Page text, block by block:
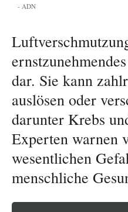
ADN
dar. Sie kann
auslösen oder
darunter Krebs
Experten warnen
wesentlichen
menschliche